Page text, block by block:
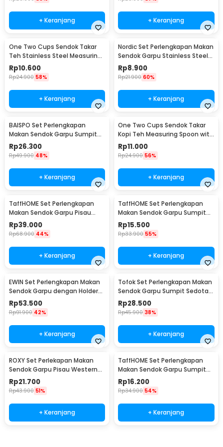
+ Keranjang + Keranjang
One Two Cups Sendok Takar
Teh Stainless Steel Measuring
Spoon 5 PCS - S301
Rp10.600
Rp24.900 58%
+ Keranjang
Nordic Set Perlengkapan Makan
Sendok Garpu Stainless Steel
Cutlery Set - XS-B014
Rp8.900
Rp21.900 60%
+ Keranjang
BAISPO Set Perlengkapan
Makan Sendok Garpu Sumpit
Bambu Cutlery Set Winding -
EA025
Rp26.300
Rp49.900 48%
+ Keranjang
One Two Cups Sendok Takar
Kopi Teh Measuring Spoon with
Clip - G166
Rp11.000
Rp24.900 56%
+ Keranjang
TaffHOME Set Perlengkapan
Makan Sendok Garpu Pisau
Sumpit 8 PCS - EA02300
Rp39.000
Rp68.900 44%
+ Keranjang
TaffHOME Set Perlengkapan
Makan Sendok Garpu Sumpit
Pouch Cutlery Set - T1
Rp15.500
Rp33.900 55%
+ Keranjang
EWIN Set Perlengkapan Makan
Sendok Garpu dengan Holder
Angsa Swan Rack - NP311
Rp53.500
Rp91.900 42%
+ Keranjang
Tofok Set Perlengkapan Makan
Sendok Garpu Sumpit Sedotan
dengan Pouch - T5
Rp28.500
Rp45.900 38%
+ Keranjang
ROXY Set Perlekapan Makan
Sendok Garpu Pisau Western
Cutlery Set 4 PCS - C24
Rp21.700
Rp43.900 51%
+ Keranjang
TaffHOME Set Perlengkapan
Makan Sendok Garpu Sumpit
Sedotan with Pouch - T10
Rp16.200
Rp34.900 54%
+ Keranjang